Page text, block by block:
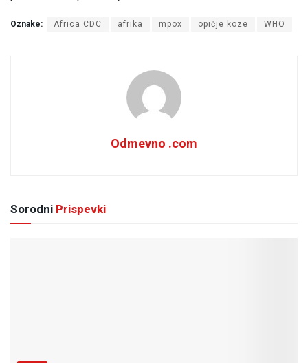
Oznake: Africa CDC afrika mpox opičje koze WHO
Odmevno .com
Sorodni Prispevki